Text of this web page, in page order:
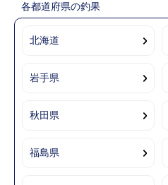
各都道府県の釣果
北海道
岩手県
秋田県
福島県